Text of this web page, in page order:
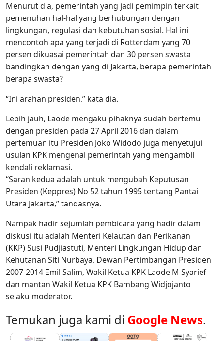
Menurut dia, pemerintah yang jadi pemimpin terkait
pemenuhan hal-hal yang berhubungan dengan
lingkungan, regulasi dan kebutuhan sosial. Hal ini
mencontoh apa yang terjadi di Rotterdam yang 70
persen dikuasai pemerintah dan 30 persen swasta
bandingkan dengan yang di Jakarta, berapa pemerintah
berapa swasta?
“Ini arahan presiden,” kata dia.
Lebih jauh, Laode mengaku pihaknya sudah bertemu
dengan presiden pada 27 April 2016 dan dalam
pertemuan itu Presiden Joko Widodo juga menyetujui
usulan KPK mengenai pemerintah yang mengambil
kendali reklamasi.
“Saran kedua adalah untuk mengubah Keputusan
Presiden (Keppres) No 52 tahun 1995 tentang Pantai
Utara Jakarta,” tandasnya.
Nampak hadir sejumlah pembicara yang hadir dalam
diskusi itu adalah Menteri Kelautan dan Perikanan
(KKP) Susi Pudjiastuti, Menteri Lingkungan Hidup dan
Kehutanan Siti Nurbaya, Dewan Pertimbangan Presiden
2007-2014 Emil Salim, Wakil Ketua KPK Laode M Syarief
dan mantan Wakil Ketua KPK Bambang Widjojanto
selaku moderator.
Temukan juga kami di Google News.